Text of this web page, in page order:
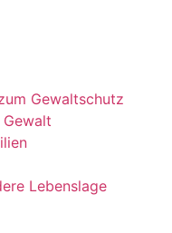
Gewaltschutz
Lebenslage